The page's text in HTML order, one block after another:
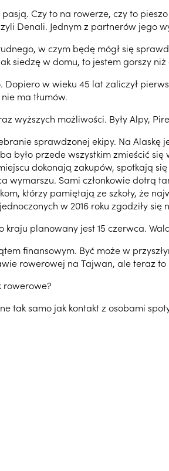
Czy to na rowerze, czy to
Denali. Jednym z partnerów jego
w czym będę mógł się
siedzę w domu, to jestem gorszy
w wieku 45 lat zaliczył
ma tłumów.
wyższych możliwości. Były Alpy,
sprawdzonej ekipy. Na
było przede wszystkim zmieścić
dokonają zakupów, spotkają
wymarszu. Sami członkowie dotrą
którzy pamiętają ze szkoły, że
w 2016 roku zgodziły
planowany jest 15 czerwca.
finansowym. Być może w
rowerowej na Tajwan, ale teraz
rowerowe?
tak samo jak kontakt z osobami